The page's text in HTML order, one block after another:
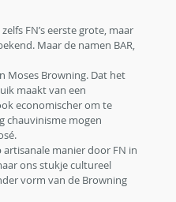
FN’s eerste grote, maar
Maar de namen BAR,
Moses Browning. Dat het
maakt van een
economischer om te
chauvinisme mogen
manier door FN in
ons stukje cultureel
vorm van de Browning